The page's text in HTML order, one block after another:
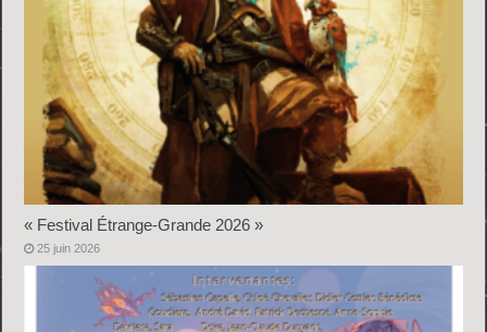
« Festival Étrange-Grande 2026 »
25 juin 2026